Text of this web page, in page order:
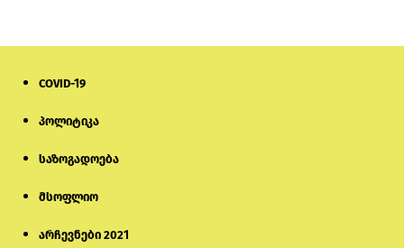
COVID-19
პოლიტიკა
საზოგადოება
მსოფლიო
არჩევნები 2021